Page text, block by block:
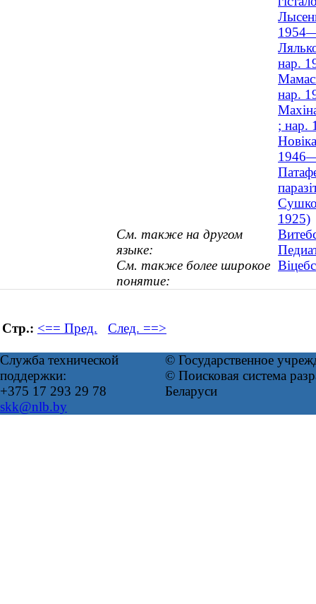
нар.
нар.
; нар.
1925)
См. также на другом
языке:
См. также более широкое
понятие:
Стр.: <== Пред. След. ==>
Служба технической
поддержки:
+375 17 293 29 78
skk@nlb.by
© Государственное
© Поисковая система
Беларуси